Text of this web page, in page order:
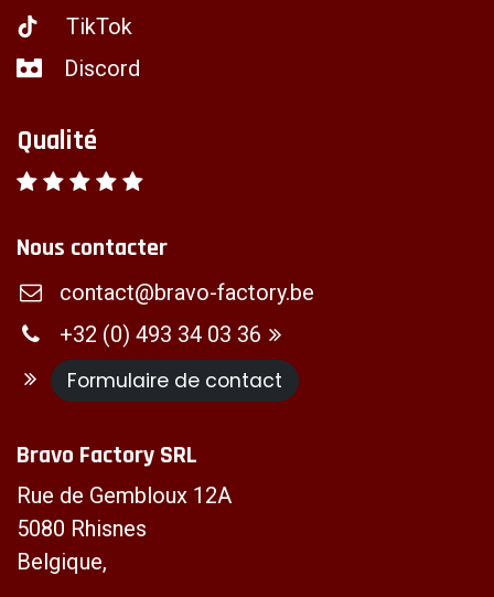
TikTok
Discord
Qualité
Nous contacter
contact@bravo-factory.be
+32 (0) 493 34 03 36
Formulaire de contact
Bravo Factory SRL
Rue de Gembloux 12A
5080 Rhisnes
Belgique,